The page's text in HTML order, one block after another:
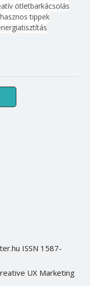
ötletbarkácsolás
hasznos tippek
tisztítás
ISSN 1587-
UX Marketing